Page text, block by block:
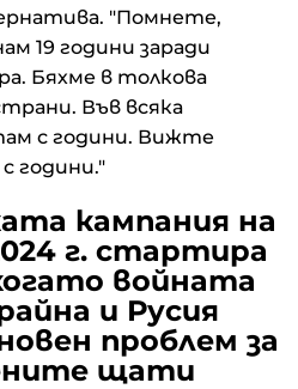
"Помнете,
19 години заради
Бяхме в толкова
Във всяка
с години. Вижте
години."
кампания на
г. стартира
войната
и Русия
проблем за
щати